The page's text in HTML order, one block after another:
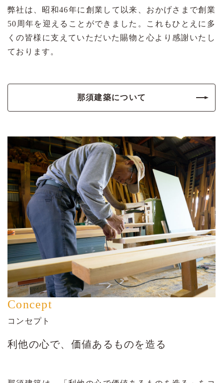
弊社は、昭和46年に創業して以来、おかげさまで創業
50周年を迎えることができました。これもひとえに多
くの皆様に支えていただいた賜物と心より感謝いたし
ております。
那須建築について
Concept
コンセプト
利他の心で、価値あるものを造る